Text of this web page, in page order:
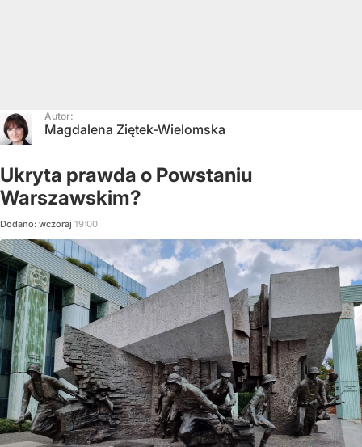
Autor:
Magdalena Ziętek-Wielomska
Ukryta prawda o Powstaniu
Warszawskim?
Dodano: wczoraj 19:00